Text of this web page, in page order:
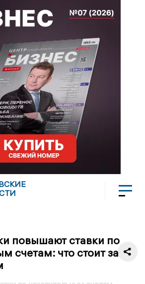
повышают ставки по
счетам: что стоит за